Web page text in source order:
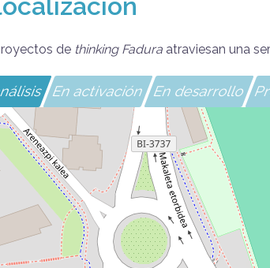
de thinking Fadura atraviesan una
En activación En desarrollo